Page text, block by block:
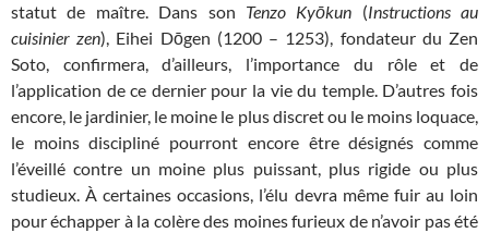
statut de maître. Dans son Tenzo Kyōkun (Instructions au
cuisinier zen), Eihei Dōgen (1200 – 1253), fondateur du Zen
Soto, confirmera, d’ailleurs, l’importance du rôle et de
l’application de ce dernier pour la vie du temple. D’autres fois
encore, le jardinier, le moine le plus discret ou le moins loquace,
le moins discipliné pourront encore être désignés comme
l’éveillé contre un moine plus puissant, plus rigide ou plus
studieux. À certaines occasions, l’élu devra même fuir au loin
pour échapper à la colère des moines furieux de n’avoir pas été